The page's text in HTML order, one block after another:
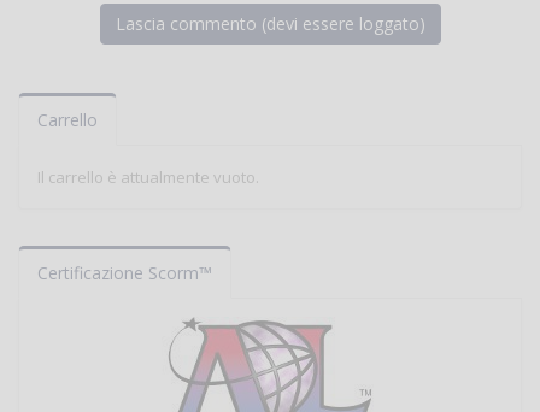
Carrello
Il carrello è attualmente vuoto.
Certificazione Scorm™